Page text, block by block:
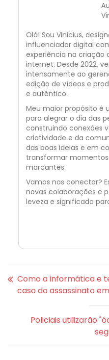
Olá! Sou Vinicius,
influenciador digital
experiência na criação
internet. Desde 2022,
intensamente ao
edição de vídeos e
e autêntico.
Meu maior propósito é
para alegrar o dia das
construindo conexões
criatividade e da
das boas ideias e em
transformar
marcantes.
Vamos nos conectar?
novas colaborações e
leveza e significado
Como a informática e
caso do assassinato
Policiais utilizarão